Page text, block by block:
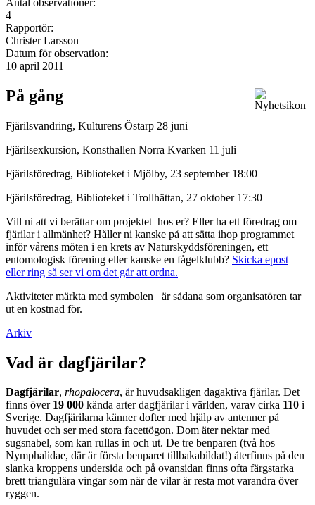
4
Rapportör:
Christer Larsson
Datum för observation:
10 april 2011
På gång
Fjärilsvandring, Kulturens Östarp 28 juni
Fjärilsexkursion, Konsthallen Norra Kvarken 11 juli
Fjärilsföredrag, Biblioteket i Mjölby, 23 september 18:00
Fjärilsföredrag, Biblioteket i Trollhättan, 27 oktober 17:30
Vill ni att vi berättar om projektet hos er? Eller ha ett föredrag om
fjärilar i allmänhet? Håller ni kanske på att sätta ihop programmet
inför vårens möten i en krets av Naturskyddsföreningen, ett
entomologisk förening eller kanske en fågelklubb? Skicka epost
eller ring så ser vi om det går att ordna.
Aktiviteter märkta med symbolen
är sådana som organisatören tar
ut en kostnad för.
Arkiv
Vad är dagfjärilar?
Dagfjärilar, rhopalocera, är huvudsakligen dagaktiva fjärilar. Det
finns över 19 000 kända arter dagfjärilar i världen, varav cirka 110 i
Sverige. Dagfjärilarna känner dofter med hjälp av antenner på
huvudet och ser med stora facettögon. Dom äter nektar med
sugsnabel, som kan rullas in och ut. De tre benparen (två hos
Nymphalidae, där är första benparet tillbakabildat!) återfinns på den
slanka kroppens undersida och på ovansidan finns ofta färgstarka
brett triangulära vingar som när de vilar är resta mot varandra över
ryggen.